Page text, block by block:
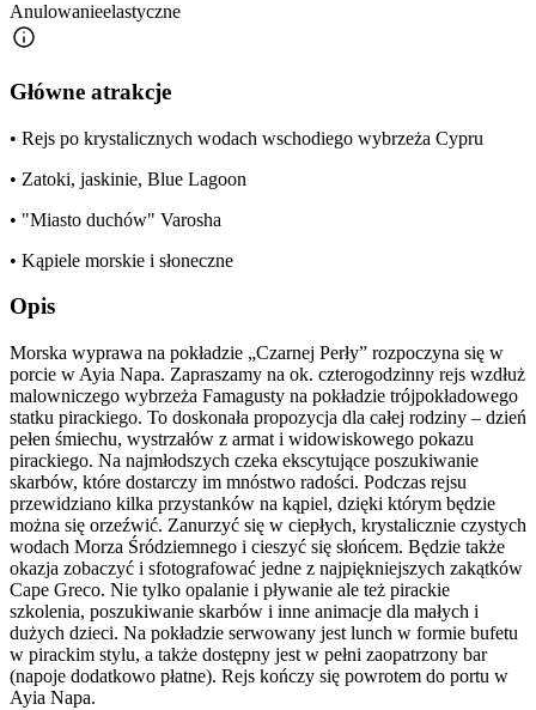
Anulowanieelastyczne
Główne atrakcje
• Rejs po krystalicznych wodach wschodiego wybrzeża Cypru
• Zatoki, jaskinie, Blue Lagoon
• "Miasto duchów" Varosha
• Kąpiele morskie i słoneczne
Opis
Morska wyprawa na pokładzie „Czarnej Perły” rozpoczyna się w
porcie w Ayia Napa. Zapraszamy na ok. czterogodzinny rejs wzdłuż
malowniczego wybrzeża Famagusty na pokładzie trójpokładowego
statku pirackiego. To doskonała propozycja dla całej rodziny – dzień
pełen śmiechu, wystrzałów z armat i widowiskowego pokazu
pirackiego. Na najmłodszych czeka ekscytujące poszukiwanie
skarbów, które dostarczy im mnóstwo radości. Podczas rejsu
przewidziano kilka przystanków na kąpiel, dzięki którym będzie
można się orzeźwić. Zanurzyć się w ciepłych, krystalicznie czystych
wodach Morza Śródziemnego i cieszyć się słońcem. Będzie także
okazja zobaczyć i sfotografować jedne z najpiękniejszych zakątków
Cape Greco. Nie tylko opalanie i pływanie ale też pirackie
szkolenia, poszukiwanie skarbów i inne animacje dla małych i
dużych dzieci. Na pokładzie serwowany jest lunch w formie bufetu
w pirackim stylu, a także dostępny jest w pełni zaopatrzony bar
(napoje dodatkowo płatne). Rejs kończy się powrotem do portu w
Ayia Napa.